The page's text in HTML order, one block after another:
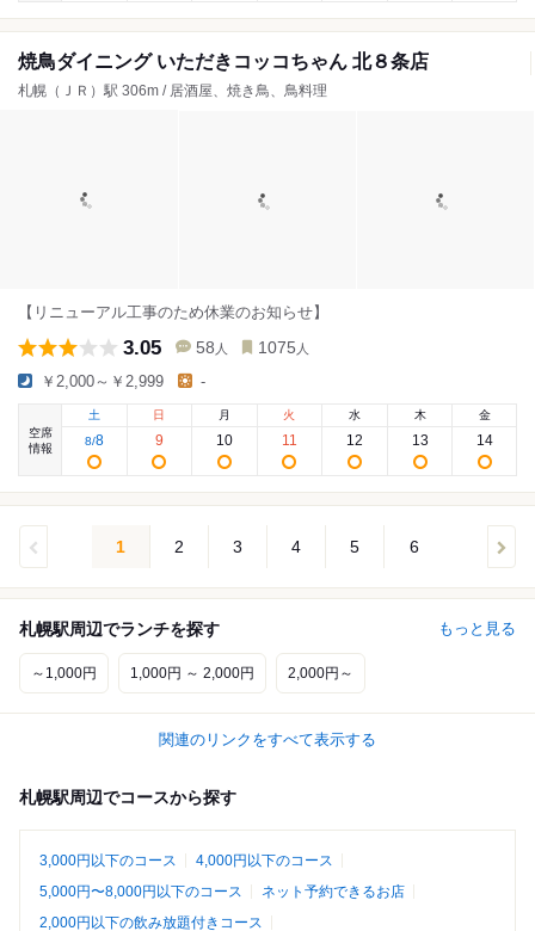
焼鳥ダイニング いただきコッコちゃん 北８条店
札幌（ＪＲ）駅 306m / 居酒屋、焼き鳥、鳥料理
【リニューアル工事のため休業のお知らせ】
3.05 58 人 1075 人
￥2,000～￥2,999 -
空席
情報
土
8/8
日
9
月
10
火
11
水
12
木
13
金
14
1 2 3 4 5 6
札幌駅周辺でランチを探す もっと見る
～1,000円 1,000円 ～ 2,000円 2,000円～
関連のリンクをすべて表示する
札幌駅周辺でコースから探す
3,000円以下のコース
4,000円以下のコース
5,000円〜8,000円以下のコース
ネット予約できるお店
2,000円以下の飲み放題付きコース